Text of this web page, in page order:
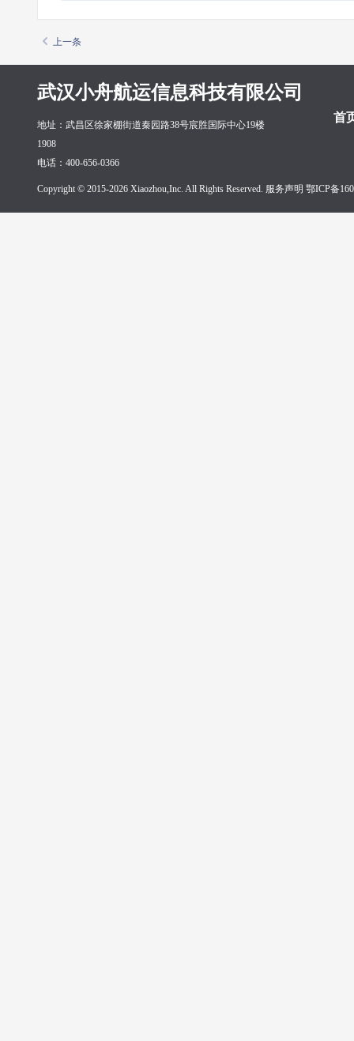
上一条
武汉小舟航运信息科技有限公司
首
地址：武昌区徐家棚街道秦园路38号宸胜国际中心19楼
1908
电话：400-656-0366
Copyright © 2015-2026 Xiaozhou,Inc. All Rights Reserved. 服务声明 鄂ICP备